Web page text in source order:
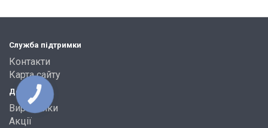
Служба підтримки
Контакти
Карта сайту
Додатково
Виробники
Акції
КНОПКА
ЗВ'ЯЗКУ